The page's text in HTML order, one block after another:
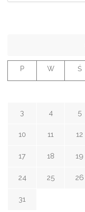
P W Ś
3 4 5
10 11 12
17 18 19
24 25 26
31